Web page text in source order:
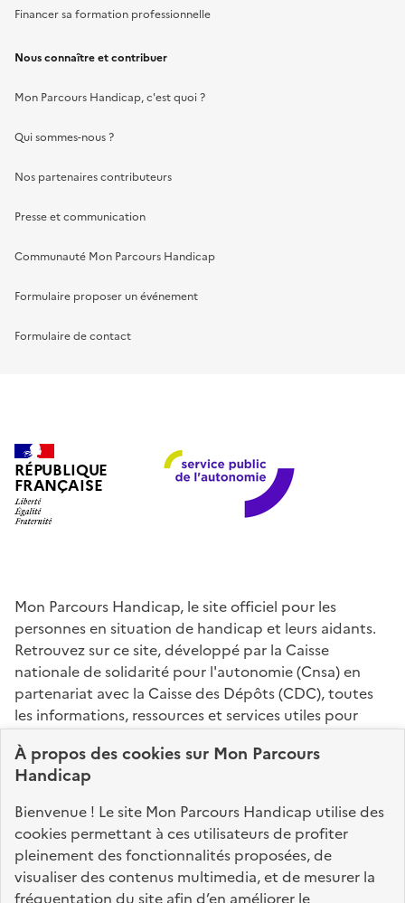
À propos descookiessur Mon Parcours
Handicap
Bienvenue ! Le site Mon Parcours Handicap utilise des
cookies permettant à ces utilisateurs de profiter
pleinement des fonctionnalités proposées, de
visualiser des contenus multimedia, et de mesurer la
fréquentation du site afin d’en améliorer le
Financer sa formation professionnelle
Nous connaître et contribuer
Mon Parcours Handicap, c'est quoi ?
Qui sommes-nous ?
Nos partenaires contributeurs
Presse et communication
Communauté Mon Parcours Handicap
Formulaire proposer un événement
Formulaire de contact
RÉPUBLIQUE
FRANÇAISE
Mon Parcours Handicap, le site officiel pour les
personnes en situation de handicap et leurs aidants.
Retrouvez sur ce site, développé par la Caisse
nationale de solidarité pour l'autonomie (Cnsa) en
partenariat avec la Caisse des Dépôts (CDC), toutes
les informations, ressources et services utiles pour
connaître vos droits, effectuer vos démarches,
identifier vos interlocuteurs.
Nos sites partenaires
info.gouv.fr service-public.fr legifrance.gouv.fr
data.gouv.fr